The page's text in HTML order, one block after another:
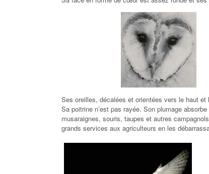
Ses oreilles, décalées et orientées vers le haut
Sa poitrine n’est pas rayée. Son plumage
musaraignes, souris, taupes et autres
grands services aux agriculteurs en les